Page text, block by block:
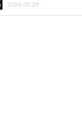
2026.07.29